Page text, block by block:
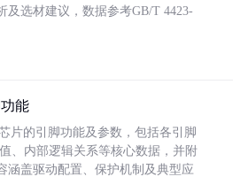
及选材建议，数据参考GB/T 4423-
能
片的引脚功能及参数，包括各引脚
、内部逻辑关系等核心数据，并附
涵盖驱动配置、保护机制及典型应